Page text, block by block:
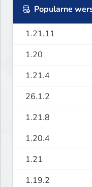
Popularne
1.21.11
1.20
1.21.4
26.1.2
1.21.8
1.20.4
1.21
1.19.2